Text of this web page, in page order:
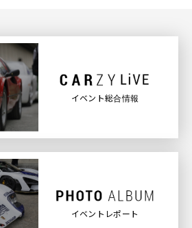
イベント総合情報
イベントレポート